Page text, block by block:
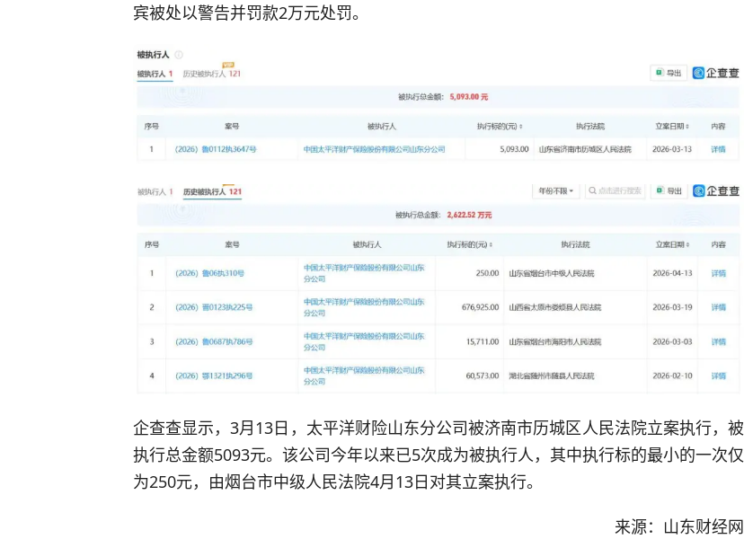
宾被处以警告并罚款2万元处罚。
企查查显示，3月13日，太平洋财险山东分公司被济南市历城区人民法院立案执行，被
执行总金额5093元。该公司今年以来已5次成为被执行人，其中执行标的最小的一次仅
为250元，由烟台市中级人民法院4月13日对其立案执行。
来源：山东财经网